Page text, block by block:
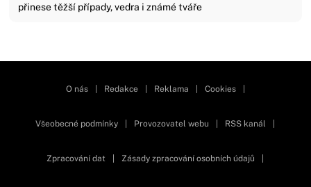
přinese těžší případy, vedra i známé tváře
O nás Redakce Reklama Cookies
Všeobecné podmínky Provozovatel webu RSS kanál
Zpracování dat Zásady zpracování osobních údajů